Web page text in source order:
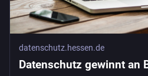
datenschutz.hessen.de
Datenschutz gewinnt an